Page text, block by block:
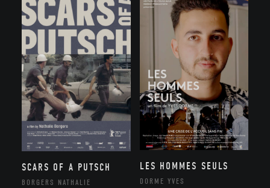
SCARS OF A PUTSCH
BORGERS NATHALIE
LES HOMMES SEULS
DORME YVES